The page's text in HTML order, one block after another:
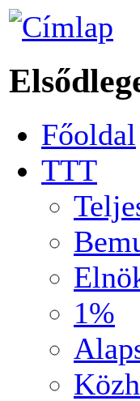
Főoldal
TTT
1%